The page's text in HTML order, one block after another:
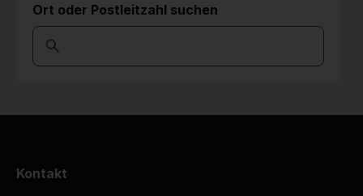
Ort oder Postleitzahl suchen
Kontakt